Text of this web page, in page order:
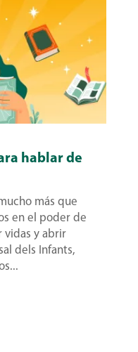
hablar de
más que
en el poder de
vidas y abrir
dels Infants,